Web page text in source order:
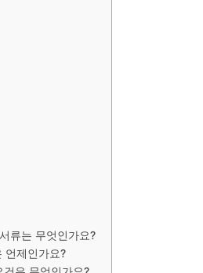
류는 무엇인가요?
언제인가요?